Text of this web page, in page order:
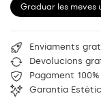
Graduar les meves
Enviaments
Devolucions
Pagament
Garantia